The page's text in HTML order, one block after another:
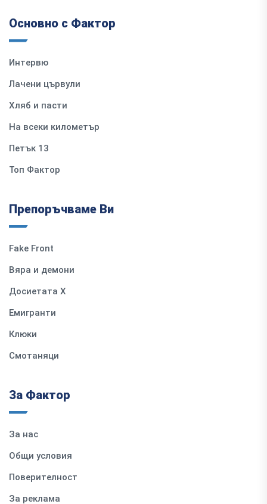
Основно с Фактор
Интервю
Лачени цървули
Хляб и пасти
На всеки километър
Петък 13
Топ Фактор
Препоръчваме Ви
Fake Front
Вяра и демони
Досиетата Х
Емигранти
Клюки
Смотаняци
За Фактор
За нас
Общи условия
Поверителност
За реклама